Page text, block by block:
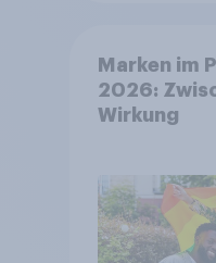
Marken im
2026:
Wirkung